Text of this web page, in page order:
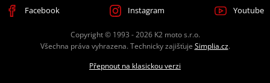
Facebook Instagram Youtube
Copyright © 1993 - 2026 K2 moto s.r.o.
Všechna práva vyhrazena. Technicky zajišťuje Simplia.cz.
Přepnout na klasickou verzi